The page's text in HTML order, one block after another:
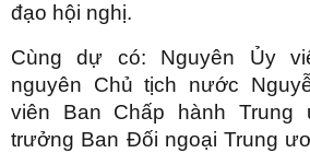
đạo hội nghị.
Cùng dự có: Nguyên Ủy
nguyên Chủ tịch nước
viên Ban Chấp hành Trung
trưởng Ban Đối ngoại Trung